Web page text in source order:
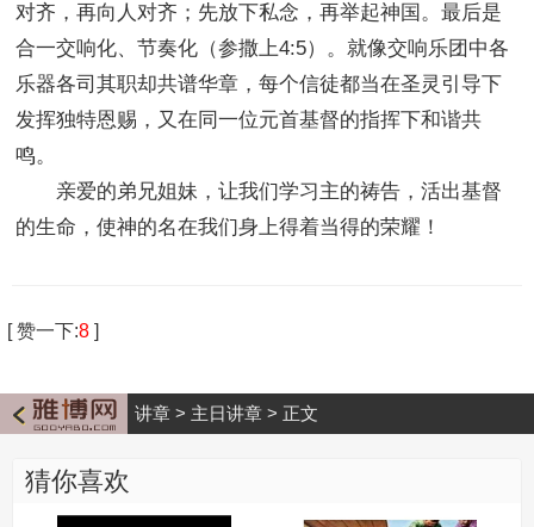
对齐，再向人对齐；先放下私念，再举起神国。最后是
合一交响化、节奏化（参撒上4:5）。就像交响乐团中各
乐器各司其职却共谱华章，每个信徒都当在圣灵引导下
发挥独特恩赐，又在同一位元首基督的指挥下和谐共
鸣。
亲爱的弟兄姐妹，让我们学习主的祷告，活出基督
的生命，使神的名在我们身上得着当得的荣耀！
[赞一下:8 ]
讲章 > 主日讲章 > 正文
猜你喜欢